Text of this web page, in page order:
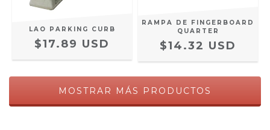
LAO PARKING CURB
$17.89 USD
RAMPA DE FINGERBOARD
QUARTER
$14.32 USD
MOSTRAR MÁS PRODUCTOS